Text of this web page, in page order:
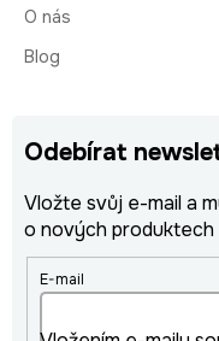
O nás
Blog
Odebírat
Vložte svůj e-mail a
o nových produktech
E-mail